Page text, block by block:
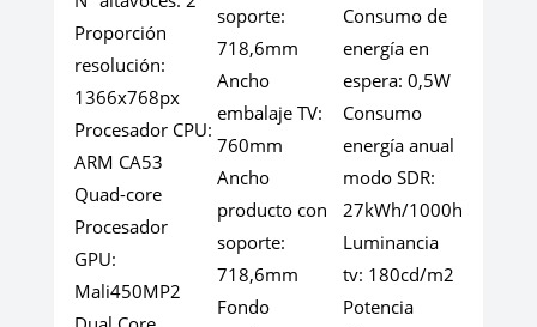
Proporción
resolución:
1366x768px
Procesador CPU:
ARM CA53
Quad-core
Procesador
GPU:
Mali450MP2
soporte:
718,6mm
Ancho
embalaje TV:
760mm
Ancho
producto con
soporte:
718,6mm
Fondo
Consumo de
energía en
espera: 0,5W
Consumo
energía anual
modo SDR:
27kWh/1000h
Luminancia
tv: 180cd/m2
Potencia